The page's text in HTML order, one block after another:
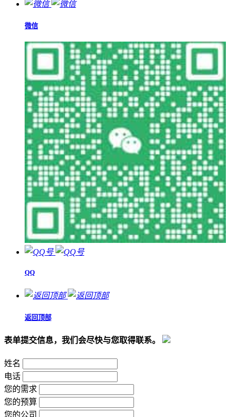
微信
QQ
返回顶部
表单提交信息，我们会尽快与您取得联系。
姓名
电话
您的需求
您的预算
您的公司